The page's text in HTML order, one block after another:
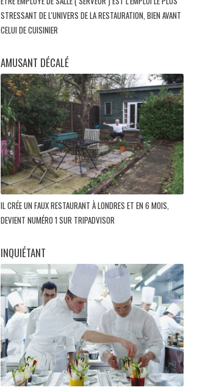
STRESSANT DE L'UNIVERS DE LA RESTAURATION, BIEN AVANT
CELUI DE CUISINIER
AMUSANT DÉCALÉ
IL CRÉE UN FAUX RESTAURANT À LONDRES ET EN 6 MOIS,
DEVIENT NUMÉRO 1 SUR TRIPADVISOR
INQUIÉTANT